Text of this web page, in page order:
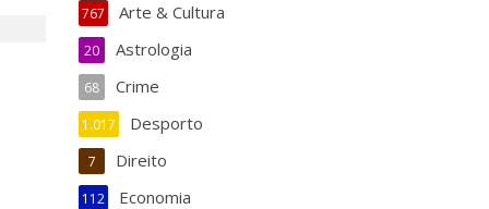
Arte & Cultura
767
Astrologia
20
Crime
68
Desporto
1.017
Direito
7
Economia
112